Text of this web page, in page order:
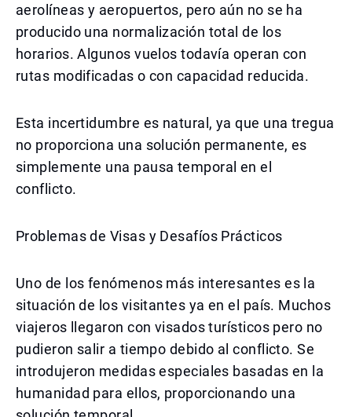
aerolíneas y aeropuertos, pero aún no se ha
producido una normalización total de los
horarios. Algunos vuelos todavía operan con
rutas modificadas o con capacidad reducida.
Esta incertidumbre es natural, ya que una tregua
no proporciona una solución permanente, es
simplemente una pausa temporal en el
conflicto.
Problemas de Visas y Desafíos Prácticos
Uno de los fenómenos más interesantes es la
situación de los visitantes ya en el país. Muchos
viajeros llegaron con visados turísticos pero no
pudieron salir a tiempo debido al conflicto. Se
introdujeron medidas especiales basadas en la
humanidad para ellos, proporcionando una